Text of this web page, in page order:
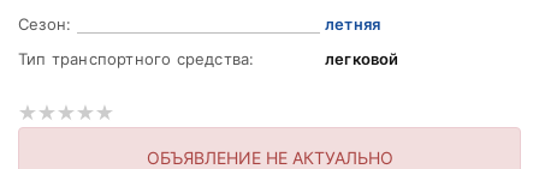
Сезон:
летняя
Тип транспортного средства:
легковой
ОБЪЯВЛЕНИЕ НЕ АКТУАЛЬНО